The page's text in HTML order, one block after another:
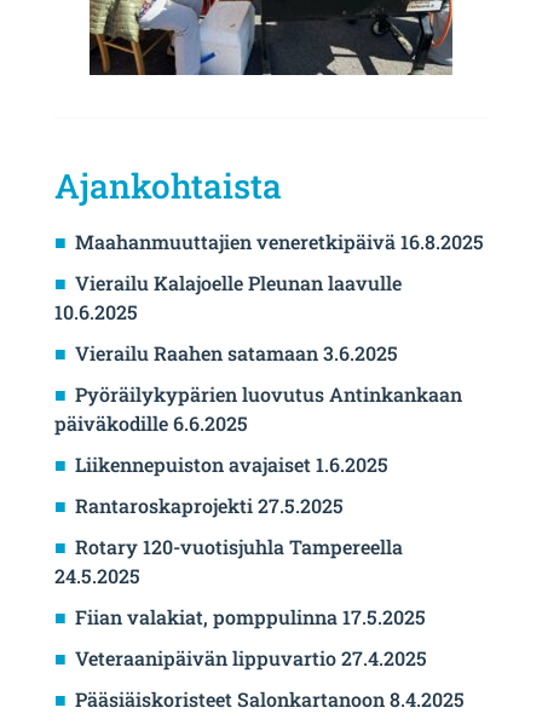
Ajankohtaista
Maahanmuuttajien veneretkipäivä 16.8.2025
Vierailu Kalajoelle Pleunan laavulle
10.6.2025
Vierailu Raahen satamaan 3.6.2025
Pyöräilykypärien luovutus Antinkankaan
päiväkodille 6.6.2025
Liikennepuiston avajaiset 1.6.2025
Rantaroskaprojekti 27.5.2025
Rotary 120-vuotisjuhla Tampereella
24.5.2025
Fiian valakiat, pomppulinna 17.5.2025
Veteraanipäivän lippuvartio 27.4.2025
Pääsiäiskoristeet Salonkartanoon 8.4.2025